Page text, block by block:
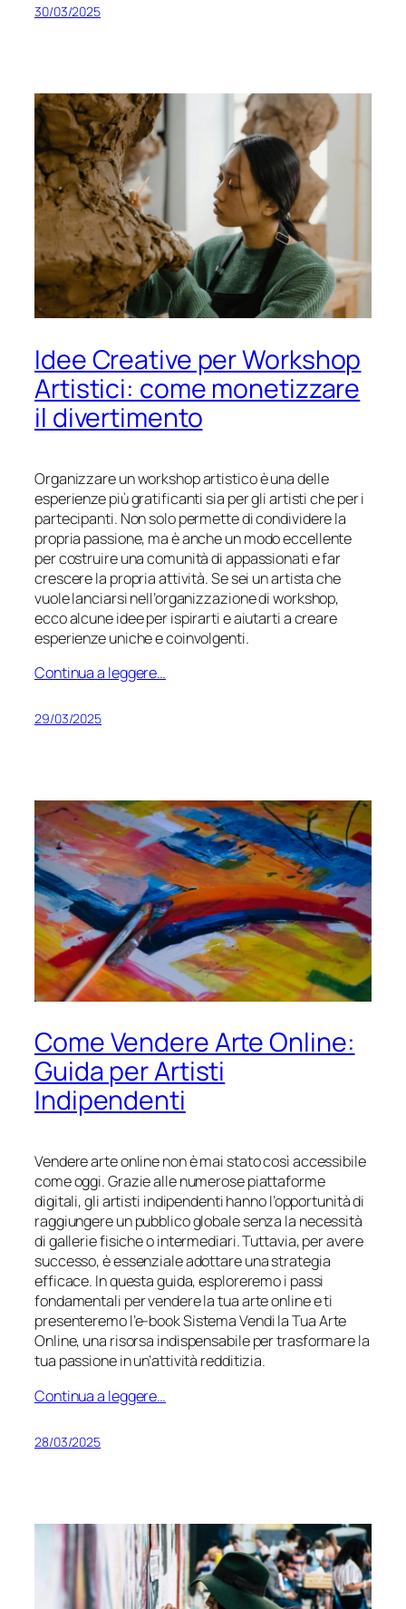
30/03/2025
Idee Creative per Workshop
Artistici: come monetizzare
il divertimento
Organizzare un workshop artistico è una delle
esperienze più gratificanti sia per gli artisti che per i
partecipanti. Non solo permette di condividere la
propria passione, ma è anche un modo eccellente
per costruire una comunità di appassionati e far
crescere la propria attività. Se sei un artista che
vuole lanciarsi nell’organizzazione di workshop,
ecco alcune idee per ispirarti e aiutarti a creare
esperienze uniche e coinvolgenti.
Continua a leggere…
29/03/2025
Come Vendere Arte Online:
Guida per Artisti
Indipendenti
Vendere arte online non è mai stato così accessibile
come oggi. Grazie alle numerose piattaforme
digitali, gli artisti indipendenti hanno l’opportunità di
raggiungere un pubblico globale senza la necessità
di gallerie fisiche o intermediari. Tuttavia, per avere
successo, è essenziale adottare una strategia
efficace. In questa guida, esploreremo i passi
fondamentali per vendere la tua arte online e ti
presenteremo l’e-bookSistema Vendi la Tua Arte
Online, una risorsa indispensabile per trasformare la
tua passione in un’attività redditizia.
Continua a leggere…
28/03/2025